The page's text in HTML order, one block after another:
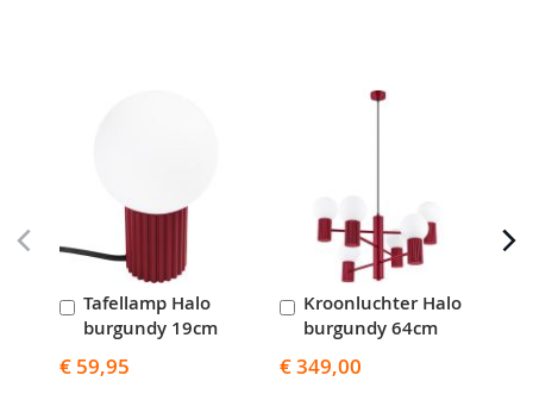
Tafellamp Halo
burgundy 19cm
€ 59,95
In
Winkelwagen
Kroonluchter Halo
burgundy 64cm
€ 349,00
In
Winkelwagen